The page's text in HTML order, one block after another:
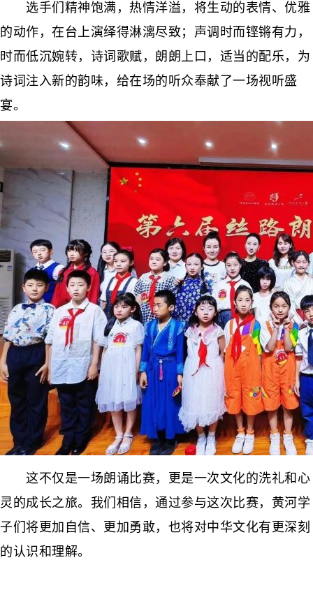
选手们精神饱满，热情洋溢，将生动的表情、优雅
的动作，在台上演绎得淋漓尽致；声调时而铿锵有力，
时而低沉婉转，诗词歌赋，朗朗上口，适当的配乐，为
诗词注入新的韵味，给在场的听众奉献了一场视听盛
宴。
这不仅是一场朗诵比赛，更是一次文化的洗礼和心
灵的成长之旅。我们相信，通过参与这次比赛，黄河学
子们将更加自信、更加勇敢，也将对中华文化有更深刻
的认识和理解。